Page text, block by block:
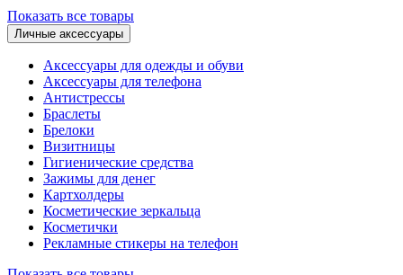
Показать все товары
Личные аксессуары
Аксессуары для одежды и обуви
Аксессуары для телефона
Антистрессы
Браслеты
Брелоки
Визитницы
Гигиенические средства
Зажимы для денег
Картхолдеры
Косметические зеркальца
Косметички
Рекламные стикеры на телефон